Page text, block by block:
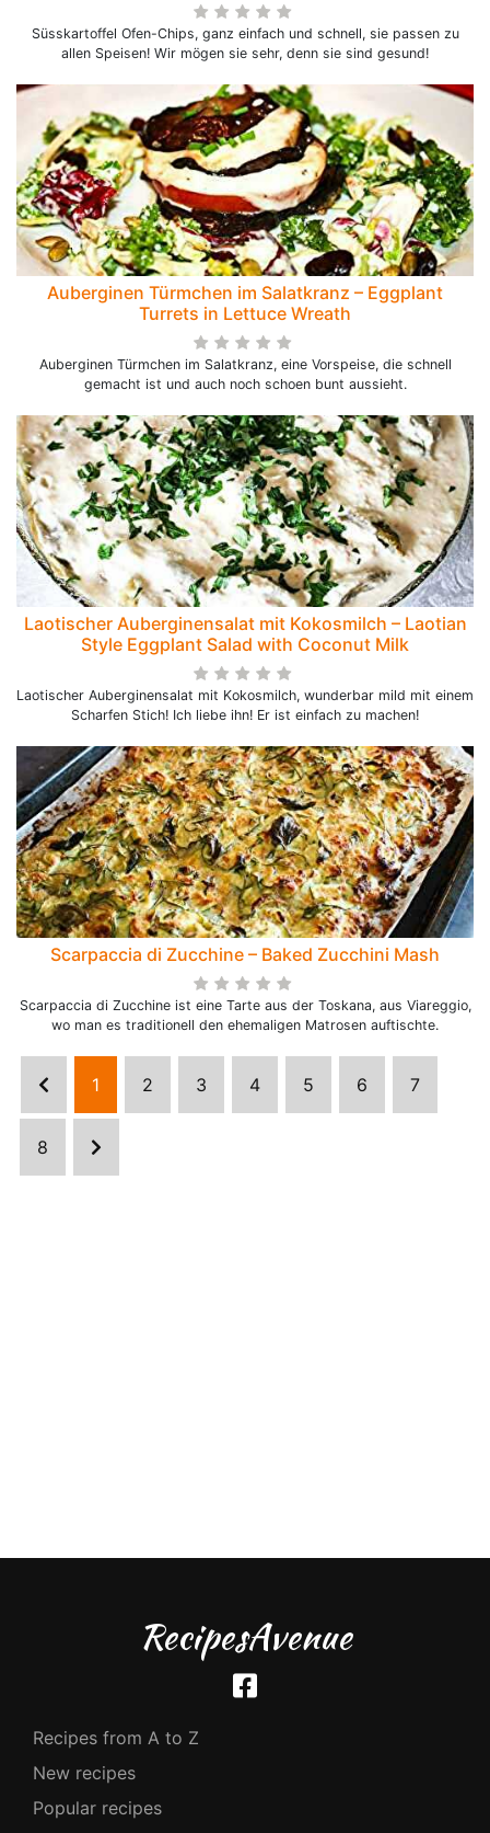
Süsskartoffel Ofen-Chips, ganz einfach und schnell, sie passen zu
allen Speisen! Wir mögen sie sehr, denn sie sind gesund!
Auberginen Türmchen im Salatkranz – Eggplant
Turrets in Lettuce Wreath
Auberginen Türmchen im Salatkranz, eine Vorspeise, die schnell
gemacht ist und auch noch schoen bunt aussieht.
Laotischer Auberginensalat mit Kokosmilch – Laotian
Style Eggplant Salad with Coconut Milk
Laotischer Auberginensalat mit Kokosmilch, wunderbar mild mit einem
Scharfen Stich! Ich liebe ihn! Er ist einfach zu machen!
Scarpaccia di Zucchine – Baked Zucchini Mash
Scarpaccia di Zucchine ist eine Tarte aus der Toskana, aus Viareggio,
wo man es traditionell den ehemaligen Matrosen auftischte.
1 2 3 4 5 6 7
8
RecipesAvenue
Recipes from A to Z
New recipes
Popular recipes